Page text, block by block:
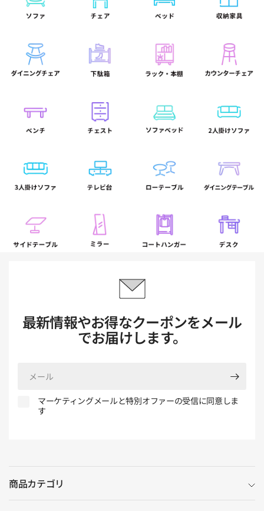
最新情報やお得なクーポンをメール
でお届けします。
マーケティングメールと特別オファーの受信に同意しま
す
商品カテゴリ